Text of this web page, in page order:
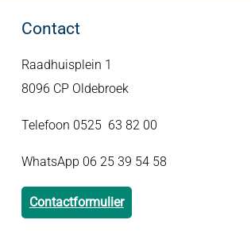
Contact
Raadhuisplein 1
8096 CP Oldebroek
Telefoon 0525 63 82 00
WhatsApp 06 25 39 54 58
Contactformulier